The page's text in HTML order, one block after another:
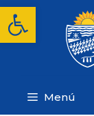
Abrir
Saltar
contenido
Menú